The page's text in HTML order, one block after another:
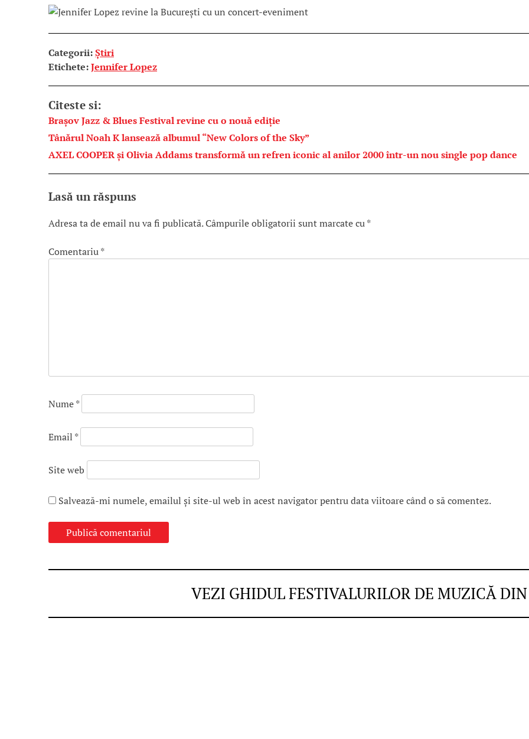
Categorii:Știri
Etichete:Jennifer Lopez
Citeste si:
Brașov Jazz & Blues Festival revine cu o nouă ediție
Tânărul Noah K lansează albumul “New Colors of the Sky”
AXEL COOPER și Olivia Addams transformă un refren iconic al anilor 2000 într-un nou single pop dance
Lasă un răspuns
Adresa ta de email nu va fi publicată.Câmpurile obligatorii sunt marcate cu*
Comentariu*
Nume*
Email *
Site web
Salvează-mi numele, emailul și site-ul web în acest navigator pentru data viitoare când o să comentez.
VEZI GHIDUL FESTIVALURILOR DE MUZICĂ